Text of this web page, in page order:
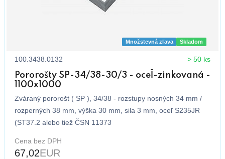
Množstevná zľava Skladom
100.3438.0132 > 50 ks
Pororošty SP-34/38-30/3 - oceľ-zinkovaná -
1100x1000
Zváraný pororošt ( SP ), 34/38 - rozstupy nosných 34 mm /
rozperných 38 mm, výška 30 mm, sila 3 mm, oceľ S235JR
(ST37.2 alebo tiež ČSN 11373
Cena bez DPH
67,02EUR